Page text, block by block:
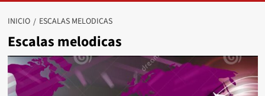
INICIO ESCALAS MELODICAS
Escalas melodicas